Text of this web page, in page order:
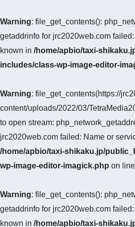
Warning: file_get_contents():
getaddrinfo for jrc2020web.com
known in /home/apbio/taxi-
includes/class-wp-image-editor-
Warning: file_get_contents(https://
content/uploads/2022/03/
to open stream:
jrc2020web.com failed: Name or
/home/apbio/taxi-shikaku.jp/
wp-image-editor-imagick.php on line
Warning: file_get_contents():
getaddrinfo for jrc2020web.com
known in /home/apbio/taxi-